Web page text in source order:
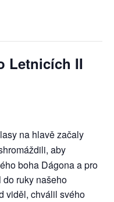
Letnicích II
na hlavě začaly
aby
boha Dágona a pro
do ruky našeho
viděl, chválil svého